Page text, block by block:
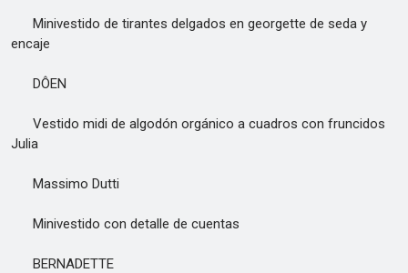
Minivestido de tirantes delgados en georgette de seda y
encaje
DÔEN
Vestido midi de algodón orgánico a cuadros con fruncidos
Julia
Massimo Dutti
Minivestido con detalle de cuentas
BERNADETTE